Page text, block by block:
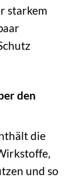
starkem
den
die
und so